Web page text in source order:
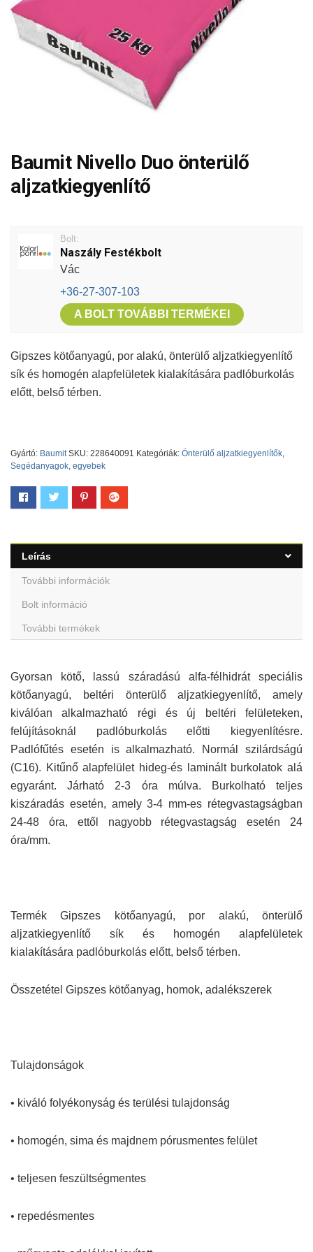
Baumit Nivello Duo önterülő
aljzatkiegyenlítő
Bolt:
Naszály Festékbolt
Vác
+36-27-307-103
A BOLT TOVÁBBI TERMÉKEI
Gipszes kötőanyagú, por alakú, önterülő aljzatkiegyenlítő
sík és homogén alapfelületek kialakítására padlóburkolás
előtt, belső térben.
Gyártó: Baumit SKU: 228640091 Kategóriák: Önterülő aljzatkiegyenlítők,
Segédanyagok, egyebek
Leírás
További információk
Bolt információ
További termékek
Gyorsan kötő, lassú száradású alfa-félhidrát speciális
kötőanyagú, beltéri önterülő aljzatkiegyenlítő, amely
kiválóan alkalmazható régi és új beltéri felületeken,
felújításoknál padlóburkolás előtti kiegyenlítésre.
Padlófűtés esetén is alkalmazható. Normál szilárdságú
(C16). Kitűnő alapfelület hideg-és laminált burkolatok alá
egyaránt. Járható 2-3 óra múlva. Burkolható teljes
kiszáradás esetén, amely 3-4 mm-es rétegvastagságban
24-48 óra, ettől nagyobb rétegvastagság esetén 24
óra/mm.
Termék Gipszes kötőanyagú, por alakú, önterülő
aljzatkiegyenlítő sík és homogén alapfelületek
kialakítására padlóburkolás előtt, belső térben.
Összetétel Gipszes kötőanyag, homok, adalékszerek
Tulajdonságok
• kiváló folyékonyság és terülési tulajdonság
• homogén, sima és majdnem pórusmentes felület
• teljesen feszültségmentes
• repedésmentes